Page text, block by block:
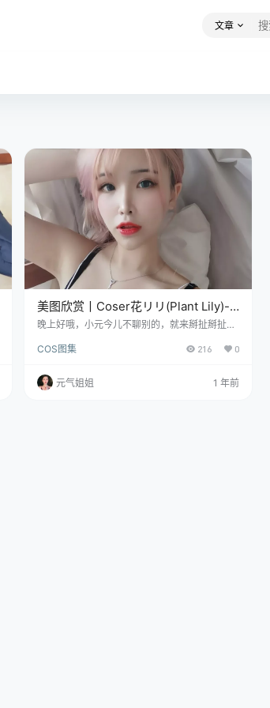
文章
美图欣赏丨Coser花リリ(Plant Lily)-
Plant Lily[63P-44MB]
晚上好哦，小元今儿不聊别的，就来掰扯掰扯网
赏丨Coser花リリ(Plant Lily)-Plant Lily[63-44
点名儿说了，是一位叫花リリ的Coser，和她一
套叫做“Plant Lily”的作品。 免费套图，文章末
COS图集 216 0
元气姐姐 1 年前